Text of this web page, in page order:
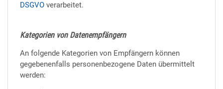
DSGVO verarbeitet.
Kategorien von Datenempfängern
An folgende Kategorien von Empfängern können
gegebenenfalls personenbezogene Daten übermittelt
werden: